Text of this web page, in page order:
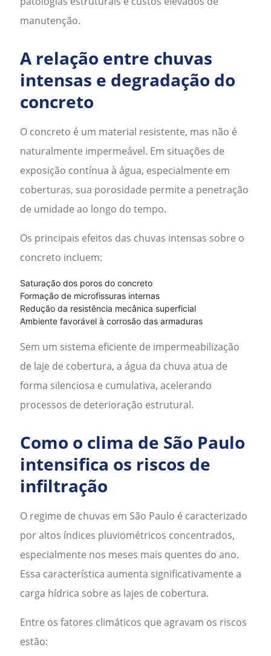
manutenção.
A relação entre chuvas
intensas e degradação do
concreto
O concreto é um material resistente, mas não é
naturalmente impermeável. Em situações de
exposição contínua à água, especialmente em
coberturas, sua porosidade permite a penetração
de umidade ao longo do tempo.
Os principais efeitos das chuvas intensas sobre o
concreto incluem:
Saturação dos poros do concreto
Formação de microfissuras internas
Redução da resistência mecânica superficial
Ambiente favorável à corrosão das armaduras
Sem um sistema eficiente de impermeabilização
de laje de cobertura, a água da chuva atua de
forma silenciosa e cumulativa, acelerando
processos de deterioração estrutural.
Como o clima de São Paulo
intensifica os riscos de
infiltração
O regime de chuvas em São Paulo é caracterizado
por altos índices pluviométricos concentrados,
especialmente nos meses mais quentes do ano.
Essa característica aumenta significativamente a
carga hídrica sobre as lajes de cobertura.
Entre os fatores climáticos que agravam os riscos
estão: